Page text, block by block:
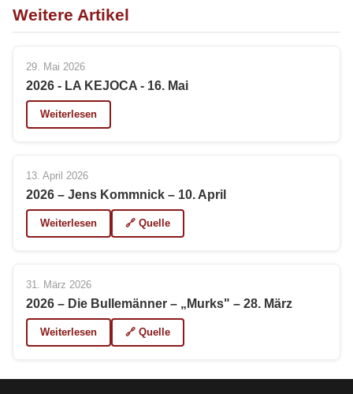
Weitere Artikel
29. Mai 2026
2026 - LA KEJOCA - 16. Mai
Weiterlesen
13. April 2026
2026 – Jens Kommnick – 10. April
Weiterlesen 🔗 Quelle
31. März 2026
2026 – Die Bullemänner – „Murks" – 28. März
Weiterlesen 🔗 Quelle